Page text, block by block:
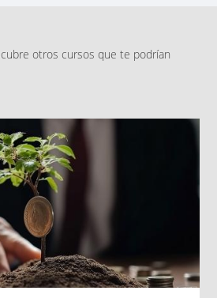
otros cursos que te podrían